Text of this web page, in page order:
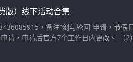
版）线下活动合集
，备注“剑与轮回”申请，节
请，申请后官方7个工作日内更改。 （2